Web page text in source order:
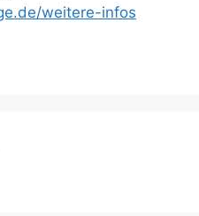
weitere-infos